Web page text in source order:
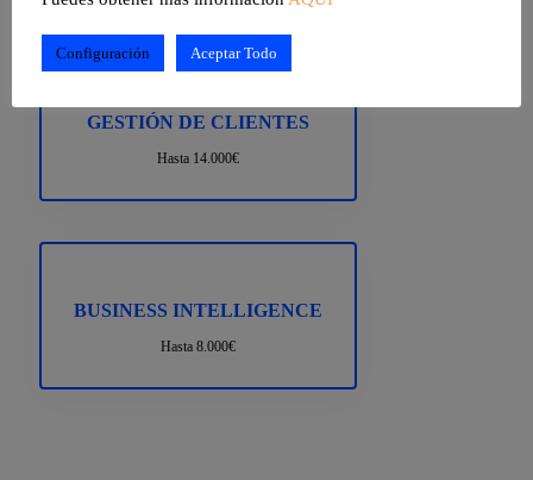
GESTIÓN DE CLIENTES
Hasta 14.000€
BUSINESS INTELLIGENCE
Hasta 8.000€
Configuración Aceptar Todo